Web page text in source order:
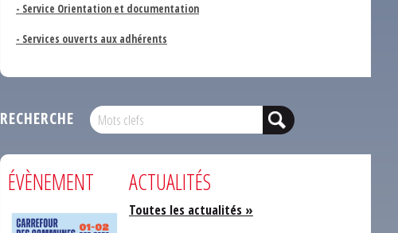
- Service Orientation et documentation
- Services ouverts aux adhérents
RECHERCHE
ÉVÈNEMENT ACTUALITÉS
Toutes les actualités »